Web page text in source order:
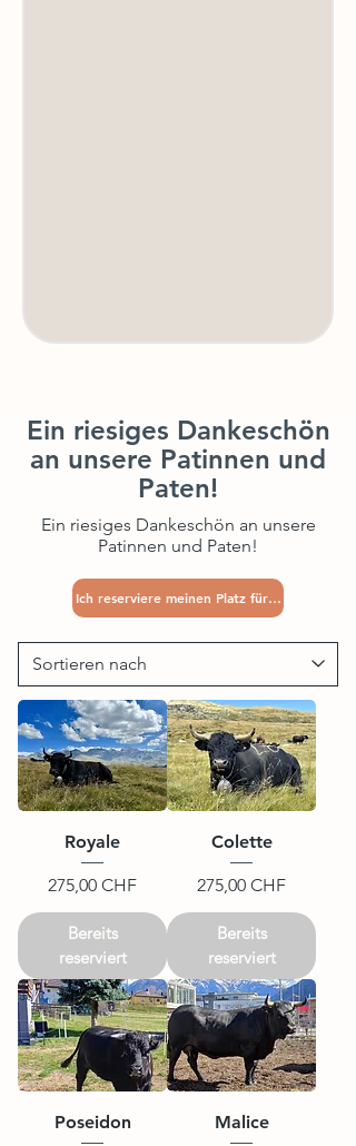
Ein riesiges Dankeschön
an unsere Patinnen und
Paten!
Ein riesiges Dankeschön an unsere
Patinnen und Paten!
Ich reserviere meinen Platz für 2027
Royale
Preis
275,00 CHF
Bereits
reserviert
Colette
Preis
275,00 CHF
Bereits
reserviert
Poseidon
Malice